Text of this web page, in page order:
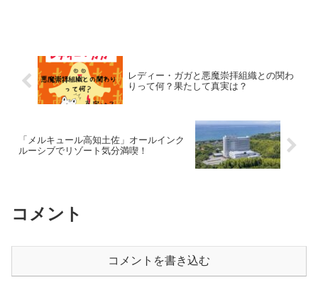
レディー・ガガと悪魔崇拝組織との関わ
りって何？果たして真実は？
「メルキュール高知土佐」オールインク
ルーシブでリゾート気分満喫！
コメント
コメントを書き込む